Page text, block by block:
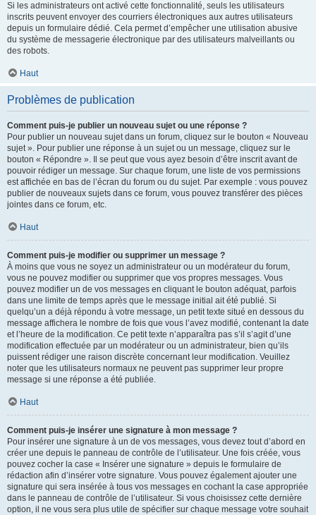
Si les administrateurs ont activé cette fonctionnalité, seuls les utilisateurs
inscrits peuvent envoyer des courriers électroniques aux autres utilisateurs
depuis un formulaire dédié. Cela permet d’empêcher une utilisation abusive
du système de messagerie électronique par des utilisateurs malveillants ou
des robots.
Haut
Problèmes de publication
Comment puis-je publier un nouveau sujet ou une réponse ?
Pour publier un nouveau sujet dans un forum, cliquez sur le bouton « Nouveau
sujet ». Pour publier une réponse à un sujet ou un message, cliquez sur le
bouton « Répondre ». Il se peut que vous ayez besoin d’être inscrit avant de
pouvoir rédiger un message. Sur chaque forum, une liste de vos permissions
est affichée en bas de l’écran du forum ou du sujet. Par exemple : vous pouvez
publier de nouveaux sujets dans ce forum, vous pouvez transférer des pièces
jointes dans ce forum, etc.
Haut
Comment puis-je modifier ou supprimer un message ?
À moins que vous ne soyez un administrateur ou un modérateur du forum,
vous ne pouvez modifier ou supprimer que vos propres messages. Vous
pouvez modifier un de vos messages en cliquant le bouton adéquat, parfois
dans une limite de temps après que le message initial ait été publié. Si
quelqu’un a déjà répondu à votre message, un petit texte situé en dessous du
message affichera le nombre de fois que vous l’avez modifié, contenant la date
et l’heure de la modification. Ce petit texte n’apparaîtra pas s’il s’agit d’une
modification effectuée par un modérateur ou un administrateur, bien qu’ils
puissent rédiger une raison discrète concernant leur modification. Veuillez
noter que les utilisateurs normaux ne peuvent pas supprimer leur propre
message si une réponse a été publiée.
Haut
Comment puis-je insérer une signature à mon message ?
Pour insérer une signature à un de vos messages, vous devez tout d’abord en
créer une depuis le panneau de contrôle de l’utilisateur. Une fois créée, vous
pouvez cocher la case « Insérer une signature » depuis le formulaire de
rédaction afin d’insérer votre signature. Vous pouvez également ajouter une
signature qui sera insérée à tous vos messages en cochant la case appropriée
dans le panneau de contrôle de l’utilisateur. Si vous choisissez cette dernière
option, il ne vous sera plus utile de spécifier sur chaque message votre souhait